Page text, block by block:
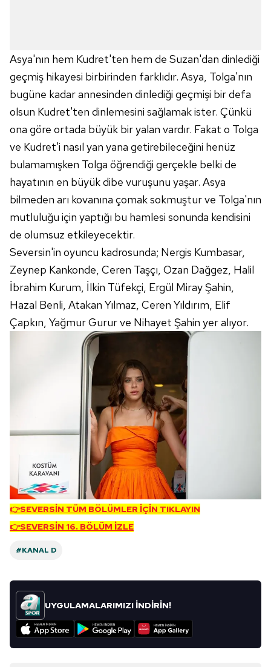
toplumu hizmetlerinin sunulması amacıyla
kullanılmaktadır. Diğer çerezler, sitemizin daha işlevsel
kılınması ve kişiselleştirilmesi ve sizlere yönelik
reklam/pazarlama faaliyetlerinin yapılması, amaçlarıyla
sınırlı olarak açık rızanız dahilinde kullanılacaktır.
Çerezlere ilişkin tercihlerinizi aşağıda yer alan panel
vasıtasıyla belirleyebilirsiniz. Çerezlere ilişkin detaylı bilgi
için Ayarlar butonuna tıklayabilir,
Metnimizi
ziyaret edebilirsiniz.
6698 sayılı Kişisel Verilerin Korunması Kanunu uyarınca
hazırlanmış Aydınlatma Metnimizi okumak ve sitemizde
ilgili mevzuata uygun olarak kullanılan çerezlerle ilgili bilgi
Asya'nın hem Kudret'ten hem de Suzan'dan dinlediği
geçmiş hikayesi birbirinden farklıdır. Asya, Tolga'nın
bugüne kadar annesinden dinlediği geçmişi bir defa
olsun Kudret'ten dinlemesini sağlamak ister. Çünkü
ona göre ortada büyük bir yalan vardır. Fakat o Tolga
ve Kudret'i nasıl yan yana getirebileceğini henüz
bulamamışken Tolga öğrendiği gerçekle belki de
hayatının en büyük dibe vuruşunu yaşar. Asya
bilmeden arı kovanına çomak sokmuştur ve Tolga'nın
mutluluğu için yaptığı bu hamlesi sonunda kendisini
de olumsuz etkileyecektir.
Seversin'in oyuncu kadrosunda; Nergis Kumbasar,
Zeynep Kankonde, Ceren Taşçı, Ozan Dağgez, Halil
İbrahim Kurum, İlkin Tüfekçi, Ergül Miray Şahin,
Hazal Benli, Atakan Yılmaz, Ceren Yıldırım, Elif
Çapkın, Yağmur Gurur ve Nihayet Şahin yer alıyor.
👉SEVERSİN TÜM BÖLÜMLER İÇİN TIKLAYIN
👉SEVERSİN 16. BÖLÜM İZLE
#KANAL D
UYGULAMALARIMIZI İNDİRİN!